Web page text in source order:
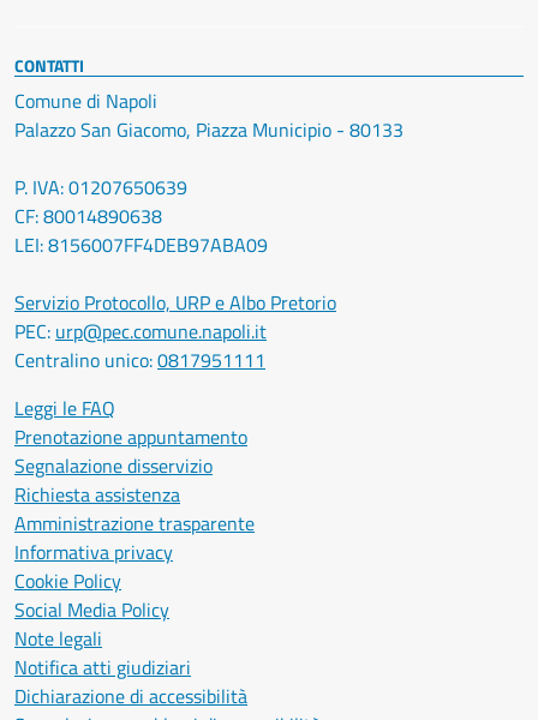
CONTATTI
Comune di Napoli
Palazzo San Giacomo, Piazza Municipio - 80133
P. IVA: 01207650639
CF: 80014890638
LEI: 8156007FF4DEB97ABA09
Servizio Protocollo, URP e Albo Pretorio
PEC: urp@pec.comune.napoli.it
Centralino unico:0817951111
Leggi le FAQ
Prenotazione appuntamento
Segnalazione disservizio
Richiesta assistenza
Amministrazione trasparente
Informativa privacy
Cookie Policy
Social Media Policy
Note legali
Notifica atti giudiziari
Dichiarazione di accessibilità